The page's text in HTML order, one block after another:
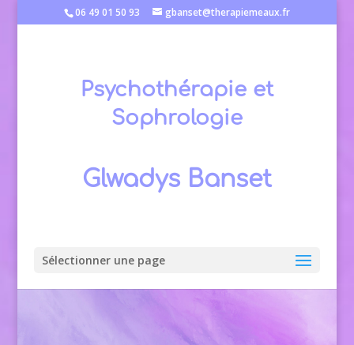
06 49 01 50 93 gbanset@therapiemeaux.fr
Psychothérapie et
Sophrologie
Glwadys Banset
Sélectionner une page